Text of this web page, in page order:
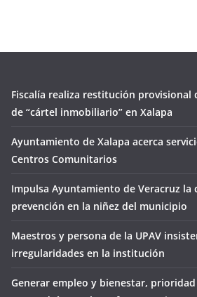
Fiscalía realiza restitución provisional
de “cártel inmobiliario” en Xalapa
Ayuntamiento de Xalapa acerca
Centros Comunitarios
Impulsa Ayuntamiento de Veracruz la
prevención en la niñez del municipio
Maestros y persona de la UPAV
irregularidades en la institución
Generar empleo y bienestar,